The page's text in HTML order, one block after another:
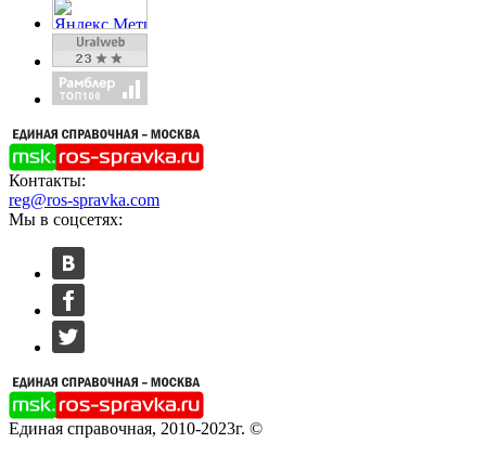
Контакты:
reg@ros-spravka.com
Мы в соцсетях:
Единая справочная, 2010-2023г. ©